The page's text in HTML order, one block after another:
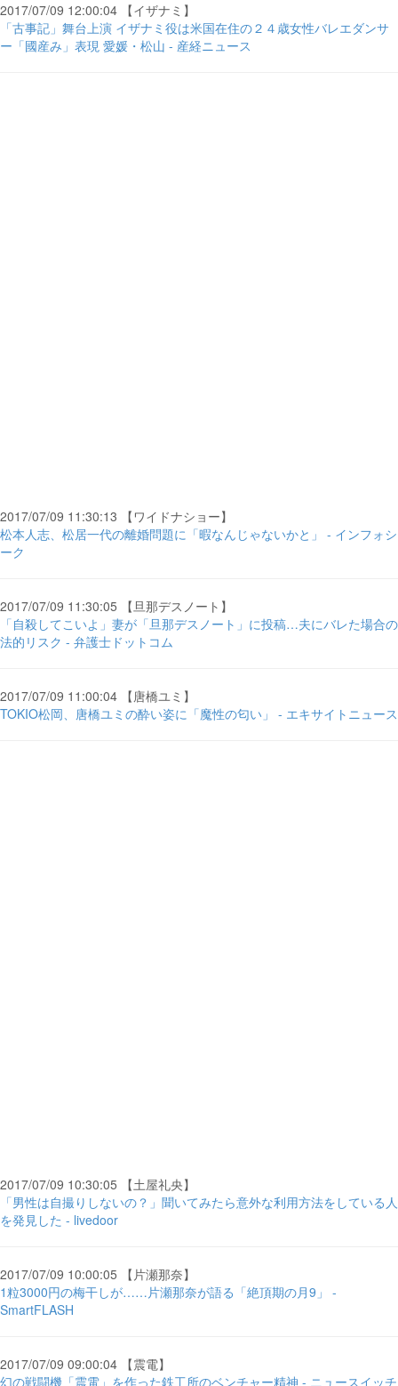
2017/07/09 12:00:04 【イザナミ】
「古事記」舞台上演 イザナミ役は米国在住の２４歳女性バレエダンサ
ー「國産み」表現 愛媛・松山 - 産経ニュース
2017/07/09 11:30:13 【ワイドナショー】
松本人志、松居一代の離婚問題に「暇なんじゃないかと」 - インフォシ
ーク
2017/07/09 11:30:05 【旦那デスノート】
「自殺してこいよ」妻が「旦那デスノート」に投稿…夫にバレた場合の
法的リスク - 弁護士ドットコム
2017/07/09 11:00:04 【唐橋ユミ】
TOKIO松岡、唐橋ユミの酔い姿に「魔性の匂い」 - エキサイトニュース
2017/07/09 10:30:05 【土屋礼央】
「男性は自撮りしないの？」聞いてみたら意外な利用方法をしている人
を発見した - livedoor
2017/07/09 10:00:05 【片瀬那奈】
1粒3000円の梅干しが……片瀬那奈が語る「絶頂期の月9」 -
SmartFLASH
2017/07/09 09:00:04 【震電】
幻の戦闘機「震電」を作った鉄工所のベンチャー精神 - ニュースイッチ